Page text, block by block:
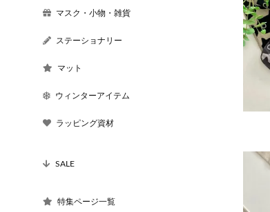
マスク・小物・雑貨
ステーショナリー
マット
ウィンターアイテム
ラッピング資材
SALE
特集ページ一覧